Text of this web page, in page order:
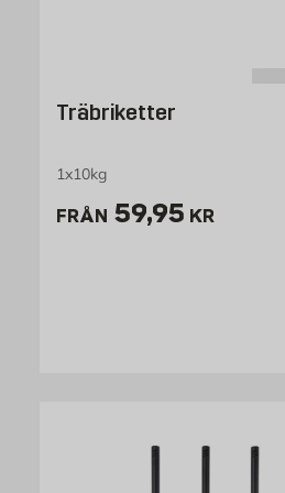
Träbriketter
1x10kg
FRÅN Pris 59.95 kr
59,95 KR